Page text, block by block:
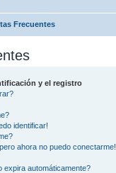
Frecuentes
y el registro
identificar!
ahora no puedo conectarme!
expira automáticamente?